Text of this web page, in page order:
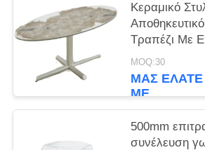
Κεραμικό
Τραπέζι Με
Χρώμα
MOQ:30
ΜΑΣ
ΜΕ
500mm
συνέλευση